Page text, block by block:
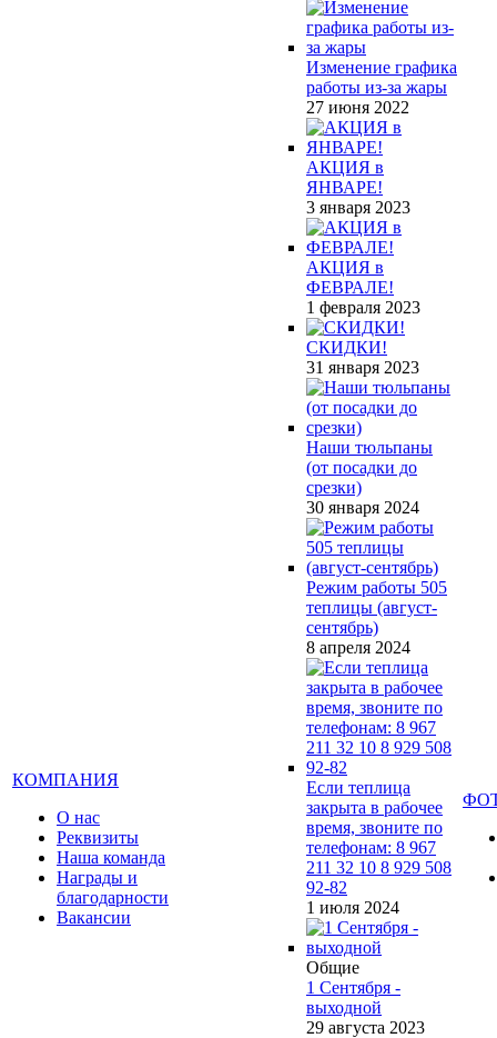
КОМПАНИЯ
О нас
Реквизиты
Наша команда
Награды и
благодарности
Вакансии
Изменение графика
работы из-за жары
27 июня 2022
АКЦИЯ в
ЯНВАРЕ!
3 января 2023
АКЦИЯ в
ФЕВРАЛЕ!
1 февраля 2023
СКИДКИ!
31 января 2023
Наши тюльпаны
(от посадки до
срезки)
30 января 2024
Режим работы 505
теплицы (август-
сентябрь)
8 апреля 2024
Если теплица
закрыта в рабочее
время, звоните по
телефонам: 8 967
211 32 10 8 929 508
92-82
1 июля 2024
Общие
1 Сентября -
выходной
29 августа 2023